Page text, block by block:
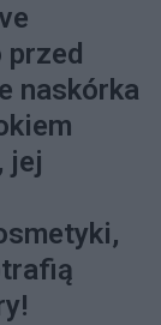
naskórka
jej